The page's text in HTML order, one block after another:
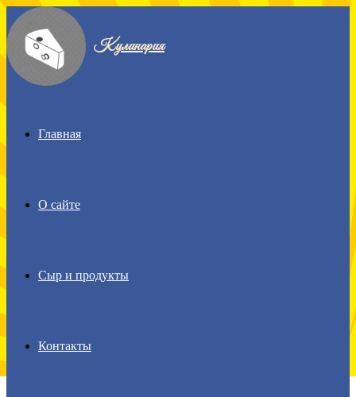
Menu Кулинария
Главная
О сайте
Сыр и продукты
Контакты